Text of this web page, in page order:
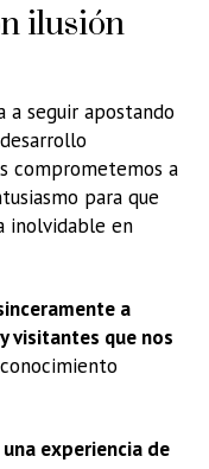
ilusión
a seguir apostando
comprometemos a
para que
inolvidable en
a
visitantes que nos
experiencia de